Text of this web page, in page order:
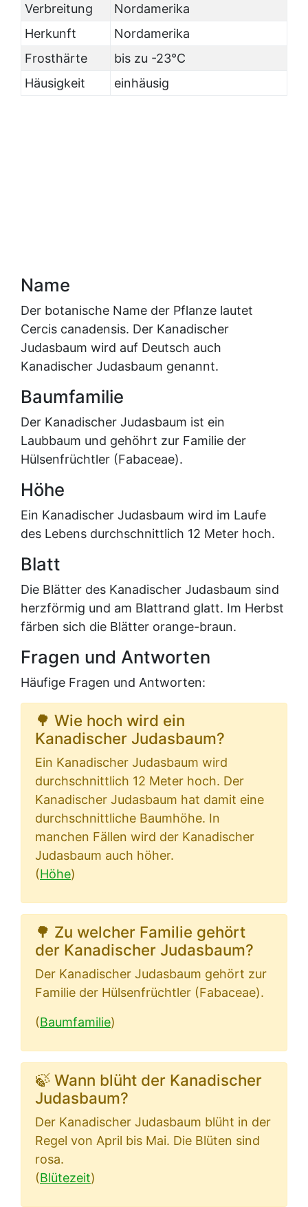
Verbreitung
Nordamerika
Herkunft
Nordamerika
Frosthärte
bis zu -23°C
Häusigkeit
einhäusig
Name
Der botanische Name der Pflanze lautet
Cercis canadensis. Der Kanadischer
Judasbaum wird auf Deutsch auch
Kanadischer Judasbaum genannt.
Baumfamilie
Der Kanadischer Judasbaum ist ein
Laubbaum und gehöhrt zur Familie der
Hülsenfrüchtler (Fabaceae).
Höhe
Ein Kanadischer Judasbaum wird im Laufe
des Lebens durchschnittlich 12 Meter hoch.
Blatt
Die Blätter des Kanadischer Judasbaum sind
herzförmig und am Blattrand glatt. Im Herbst
färben sich die Blätter orange-braun.
Fragen und Antworten
Häufige Fragen und Antworten:
🌳 Wie hoch wird ein
Kanadischer Judasbaum?
Ein Kanadischer Judasbaum wird
durchschnittlich 12 Meter hoch. Der
Kanadischer Judasbaum hat damit eine
durchschnittliche Baumhöhe. In
manchen Fällen wird der Kanadischer
Judasbaum auch höher.
(Höhe)
🌳 Zu welcher Familie gehört
der Kanadischer Judasbaum?
Der Kanadischer Judasbaum gehört zur
Familie der Hülsenfrüchtler (Fabaceae).
(Baumfamilie)
🍃 Wann blüht der Kanadischer
Judasbaum?
Der Kanadischer Judasbaum blüht in der
Regel von April bis Mai. Die Blüten sind
rosa.
(Blütezeit)